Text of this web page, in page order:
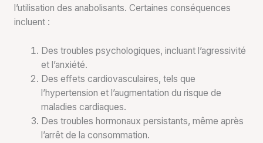
l’utilisation des anabolisants. Certaines conséquences
incluent :
Des troubles psychologiques, incluant l’agressivité
et l’anxiété.
Des effets cardiovasculaires, tels que
l’hypertension et l’augmentation du risque de
maladies cardiaques.
Des troubles hormonaux persistants, même après
l’arrêt de la consommation.